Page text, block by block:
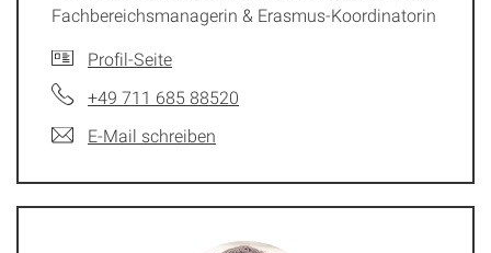
Fachbereichsmanagerin & Erasmus-Koordinatorin
Profil-Seite
+49 711 685 88520
E-Mail schreiben